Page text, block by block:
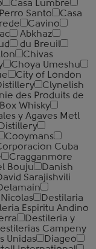
Casa Lumbre
Santo
Casa
Cavino
Abkhaz
du Breuil
Chivas
Choya Umeshu
City of London
Clynelish
des Produits de
Whisky
y Agaves Metl
Cooymans
Cuba
Cragganmore
Bouju
Danish
Sarajishvili
Destilaria
Espiritu Andino
Destileria y
Campeny
Unidas
Diageo